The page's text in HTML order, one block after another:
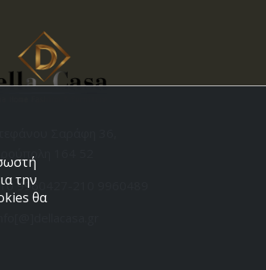
164 52
9960427-210 9960489
την
θα